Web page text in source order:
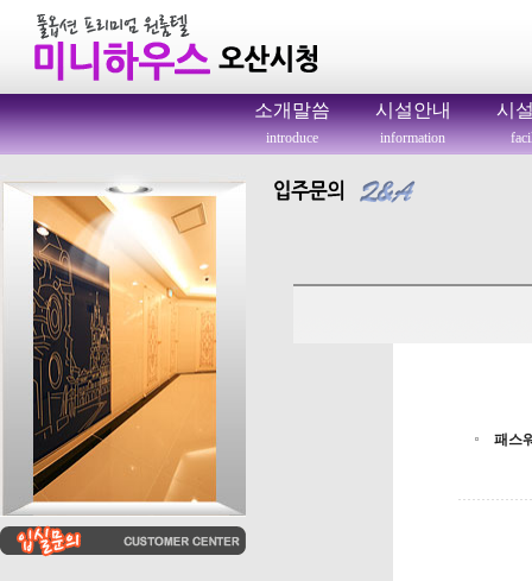
소개말씀
introduce
시설안내
information
시
패스